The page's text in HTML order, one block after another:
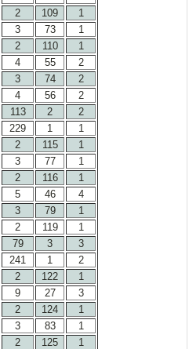
2 109
1
3 73
1
2 110
1
4 55
2
3 74
2
4 56
2
113 2
2
229 1
1
2 115
1
3 77
1
2 116
1
5 46
4
3 79
1
2 119
1
79 3
3
241 1
2
2 122
1
9 27
3
2 124
1
3 83
1
2 125
1